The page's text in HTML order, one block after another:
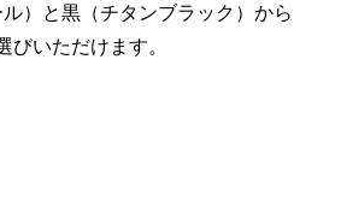
）と黒（チタンブラック）から
びいただけます。